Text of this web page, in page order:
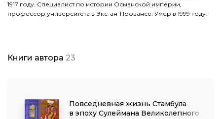
1917 году. Специалист по истории Османской империи,
профессор университета в Экс-ан-Провансе. Умер в 1999 году.
Книги автора 23
Повседневная жизнь Стамбула
в эпоху Сулеймана Великолепного